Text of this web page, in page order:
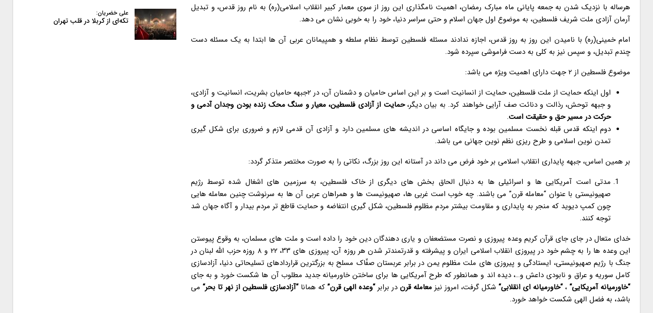
هرساله با نزدیک شدن به جمعه پایانی ماه مبارک رمضان، اهمیت نامگذاری این روز از سوی معمار کبیر انقلاب اسلامی(ره) به نام روز قدس، و تبدیل
آرمان آزادی ملت شریف فلسطین، به موضوع اول جهان اسلام و حتی سراسر دنیا، خود را به خوبی نشان می دهد.
امام خمینی(ره) با نامیدن این روز به روز قدس، اجازه ندادند مسئله فلسطین توسط نظام سلطه و همپیمانان عربی آن ها ابتدا به یک مسئله دست
چندم تبدیل، و سپس نیز به کلی به دست فراموشی سپرده شود.
موضوع فلسطین از ۲ جهت دارای اهمیت ویژه می باشد:
اول اینکه حمایت از ملت فلسطین، حمایت از انسانیت است و بر این اساس حامیان و دشمنان آن، در ۲جبهه حامیان بشریت، انسانیت و آزادی،
و جبهه توحش، رذالت و دنائت صف آرایی خواهند کرد. به بیان دیگر،حمایت از آزادی فلسطین، معیار و سنگ محک زنده بودن وجدان آدمی و
حرکت در مسیر حق و حقیقت است.
دوم اینکه قدس قبله نخست مسلمین بوده و جایگاه اساسی در اندیشه های مسلمین دارد و آزادی آن قدمی لازم و ضروری برای شکل گیری
تمدن نوین اسلامی و طرح ریزی نظم نوین جهانی می باشد.
بر همین اساس، جبهه پایداری انقلاب اسلامی بر خود فرض می داند در آستانه این روز بزرگ، نکاتی را به صورت مختصر متذکر گردد:
مدتی است آمریکایی ها و اسرائیلی ها به دنبال الحاق بخش های دیگری از خاک فلسطین، به سرزمین های اشغال شده توسط رژیم
صهیونیستی با عنوان “معامله قرن” می باشند. چه خوب است غربی ها، صهیونیست ها و همراهان عربی آن ها به سرنوشت چنین معامله هایی
چون کمپ دیوید که منجر به پایداری و مقاومت بیشتر مردم مظلوم فلسطین، شکل گیری انتفاضه و حمایت قاطع تر مردم بیدار و آگاه جهان شد
توجه کنند.
خدای متعال در جای جای قرآن کریم وعده پیروزی و نصرت مستضعفان و یاری دهندگان دین خود را داده است و ملت های مسلمان، به وقوع پیوستن
این وعده ها را به چشم خود در پیروزی انقلاب اسلامی ایران و پیشرفته و قدرتمندتر شدن هر روزه آن، پیروزی های ۳۳، ۲۲ و ۸ روزه حزب الله لبنان در
جنگ با رژیم صهیونیستی، ایستادگی و پیروزی های ملت مظلوم یمن در برابر عربستان صفّاک مسلح به بزرگترین قراردادهای تسلیحاتی دنیا، آزادسازی
کامل سوریه و عراق و نابودی داعش و…، دیده اند و همانطور که طرح آمریکایی ها برای ساختن خاورمیانه جدید مطلوب آن ها شکست خورد و به جای
“خاورمیانه آمریکایی“ ،“خاورمیانه ای انقلابی“ شکل گرفت، امروز نیزمعامله قرن در برابر“وعده الهی قرن” که همانا“آزادسازی فلسطین از نهر تا بحر“ می
باشد، به فضل الهی شکست خواهد خورد.
علی خضریان:
تکه‌ای از کربلا در قلب تهران